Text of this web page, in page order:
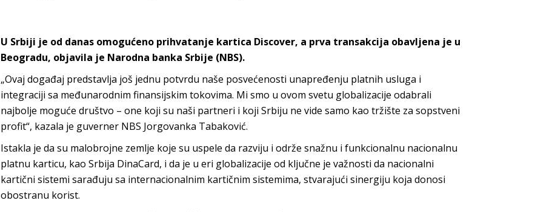
U Srbiji je od danas omogućeno prihvatanje kartica Discover, a prva transakcija obavljena je u
Beogradu, objavila je Narodna banka Srbije (NBS).
„Ovaj događaj predstavlja još jednu potvrdu naše posvećenosti unapređenju platnih usluga i
integraciji sa međunarodnim finansijskim tokovima. Mi smo u ovom svetu globalizacije odabrali
najbolje moguće društvo – one koji su naši partneri i koji Srbiju ne vide samo kao tržište za sopstveni
profit“, kazala je guverner NBS Jorgovanka Tabaković.
Istakla je da su malobrojne zemlje koje su uspele da razviju i održe snažnu i funkcionalnu nacionalnu
platnu karticu, kao Srbija DinaCard, i da je u eri globalizacije od ključne je važnosti da nacionalni
kartični sistemi sarađuju sa internacionalnim kartičnim sistemima, stvarajući sinergiju koja donosi
obostranu korist.